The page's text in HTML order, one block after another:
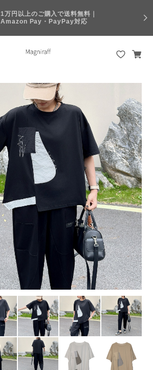
1万円以上のご購入で送料無料｜
Amazon Pay・PayPay対応